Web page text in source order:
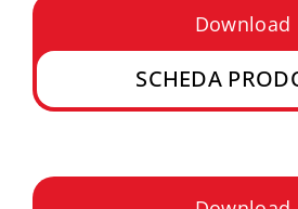
Download
SCHEDA